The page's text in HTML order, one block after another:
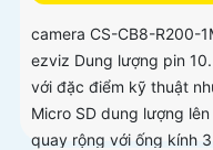
camera CS-CB8-R200-
ezviz Dung lượng pin
với đặc điểm kỹ thuật
Micro SD dung lượng
quay rộng với ống kính 3